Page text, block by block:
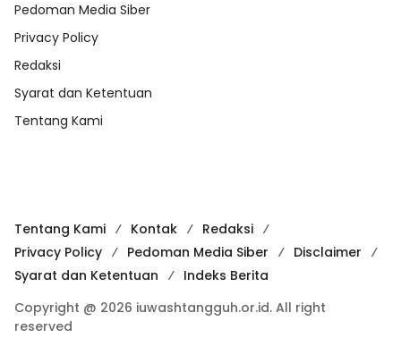
Pedoman Media Siber
Privacy Policy
Redaksi
Syarat dan Ketentuan
Tentang Kami
Tentang Kami Kontak
Redaksi
Privacy Policy
Pedoman Media Siber
Disclaimer
Syarat dan Ketentuan
Indeks Berita
Copyright @ 2026 iuwashtangguh.or.id. All right
reserved